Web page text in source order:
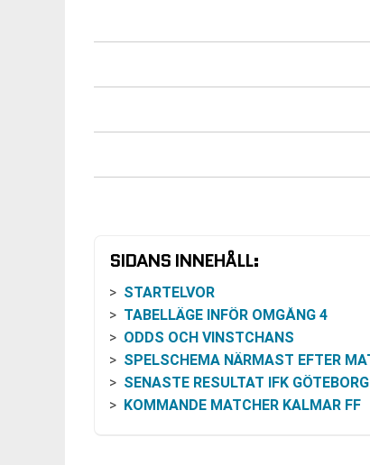
SIDANS INNEHÅLL:
STARTELVOR
TABELLÄGE INFÖR OMGÅNG 4
ODDS OCH VINSTCHANS
SPELSCHEMA NÄRMAST EFTER
SENASTE RESULTAT IFK GÖTEBORG
KOMMANDE MATCHER KALMAR FF